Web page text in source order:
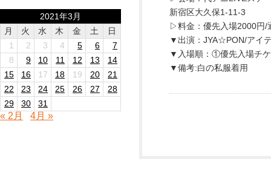
2021年3月
月
火 水 木 金 土
日
1
2 3 4 5 6
7
8
9 10 11 12 13
14
15
16 17 18 19 20
21
22
23 24 25 26 27
28
29
30 31
« 2月 4月 »
新宿区大久保1-11-3
▷料金：優先入場2000円/
▼出演：JYA☆PON/アイ
▼入場順：①優先入場チ
▼備考:白の私服着用